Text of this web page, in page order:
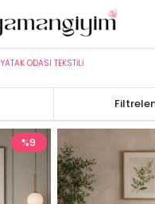
YATAK ODASI TEKSTİLİ
%9